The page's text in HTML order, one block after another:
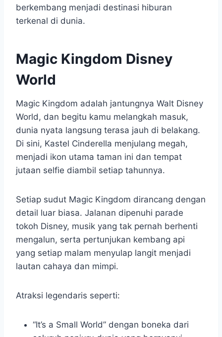
berkembang menjadi destinasi hiburan
terkenal di dunia.
Magic Kingdom Disney
World
Magic Kingdom adalah jantungnya Walt Disney
World, dan begitu kamu melangkah masuk,
dunia nyata langsung terasa jauh di belakang.
Di sini, Kastel Cinderella menjulang megah,
menjadi ikon utama taman ini dan tempat
jutaan selfie diambil setiap tahunnya.
Setiap sudut Magic Kingdom dirancang dengan
detail luar biasa. Jalanan dipenuhi parade
tokoh Disney, musik yang tak pernah berhenti
mengalun, serta pertunjukan kembang api
yang setiap malam menyulap langit menjadi
lautan cahaya dan mimpi.
Atraksi legendaris seperti:
“It’s a Small World” dengan boneka dari